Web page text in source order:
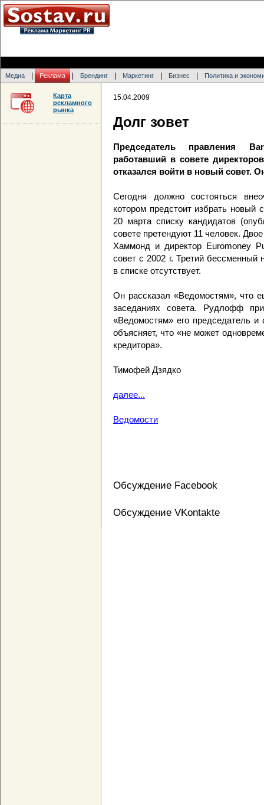
Медиа Реклама Брендинг Маркетинг Бизнес Политика и
15.04.2009
Долг зовет
Председатель правления
работавший в совете
отказался войти в новый совет.
Сегодня должно состояться
котором предстоит избрать новый
20 марта списку кандидатов
совете претендуют 11 человек.
Хаммонд и директор Euromoney
совет с 2002 г. Третий
в списке отсутствует.
Он рассказал «Ведомостям», что
заседаниях совета. Рудлофф
«Ведомостям» его председатель
объясняет, что «не может
кредитора».
Тимофей Дзядко
далее...
Ведомости
Обсуждение Facebook
Обсуждение VKontakte
Карта
рекламного
рынка